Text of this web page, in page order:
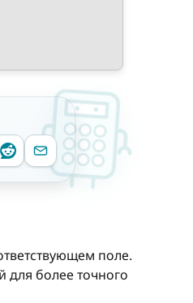
поле.
для более точного